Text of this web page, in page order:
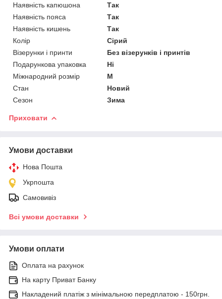
Наявність капюшона
Так
Наявність пояса
Так
Наявність кишень
Так
Колір
Сірий
Візерунки і принти
Без візерунків і принтів
Подарункова упаковка
Ні
Міжнародний розмір
M
Стан
Новий
Сезон
Зима
Приховати
Умови доставки
Нова Пошта
Укрпошта
Самовивіз
Всі умови доставки
Умови оплати
Оплата на рахунок
На карту Приват Банку
Накладений платіж з мінімальною передплатою - 150грн.